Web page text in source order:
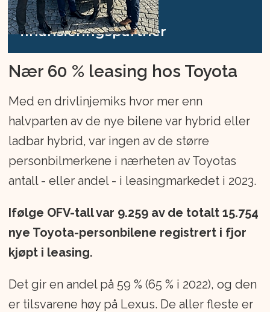
finansieringspartner
Nær 60 % leasing hos Toyota
Med en drivlinjemiks hvor mer enn
halvparten av de nye bilene var hybrid eller
ladbar hybrid, var ingen av de større
personbilmerkene i nærheten av Toyotas
antall - eller andel - i leasingmarkedet i 2023.
Ifølge OFV-tall var 9.259 av de totalt 15.754
nye Toyota-personbilene registrert i fjor
kjøpt i leasing.
Det gir en andel på 59 % (65 % i 2022), og den
er tilsvarene høy på Lexus. De aller fleste er